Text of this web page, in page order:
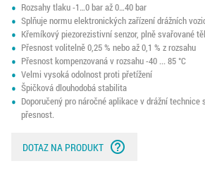
Rozsahy tlaku -1…0 bar až 0…40 bar
Splňuje normu elektronických zařízení drážních
Křemíkový piezorezistivní senzor, plně svařované
Přesnost volitelně 0,25 % nebo až 0,1 % z rozsahu
Přesnost kompenzovaná v rozsahu -40 ... 85 °C
Velmi vysoká odolnost proti přetížení
Špičková dlouhodobá stabilita
Doporučený pro náročné aplikace v drážní technice
přesnost.
DOTAZ NA PRODUKT help_outline